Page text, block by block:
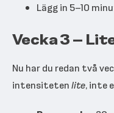
Lägg in 5–10
Vecka 3 –
Nu har du redan två
intensitetenlite, inte